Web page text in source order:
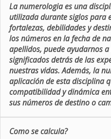
La numerologia es una
utilizada durante siglos para
fortalezas, debilidades y
los números en la fecha de
apellidos, puede ayudarnos
significados detrás de las
nuestras vidas. Además, la
aplicación de esta disciplina
compatibilidad y dinámica
sus números de destino o
Como se calcula?